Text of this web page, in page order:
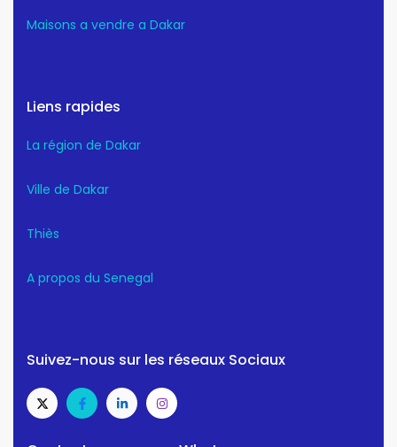
Maisons a vendre a Dakar
Liens rapides
La région de Dakar
Ville de Dakar
Thiès
A propos du Senegal
Suivez-nous sur les réseaux Sociaux